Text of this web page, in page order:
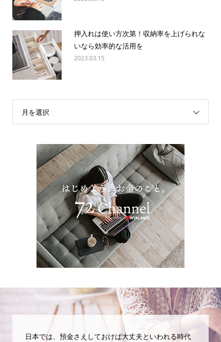
押入れは使い方次第！収納率を上げられな
いなら効率的な活用を
2023.03.15
月を選択
日本では、預金さえしておけば大丈夫といわれる時代